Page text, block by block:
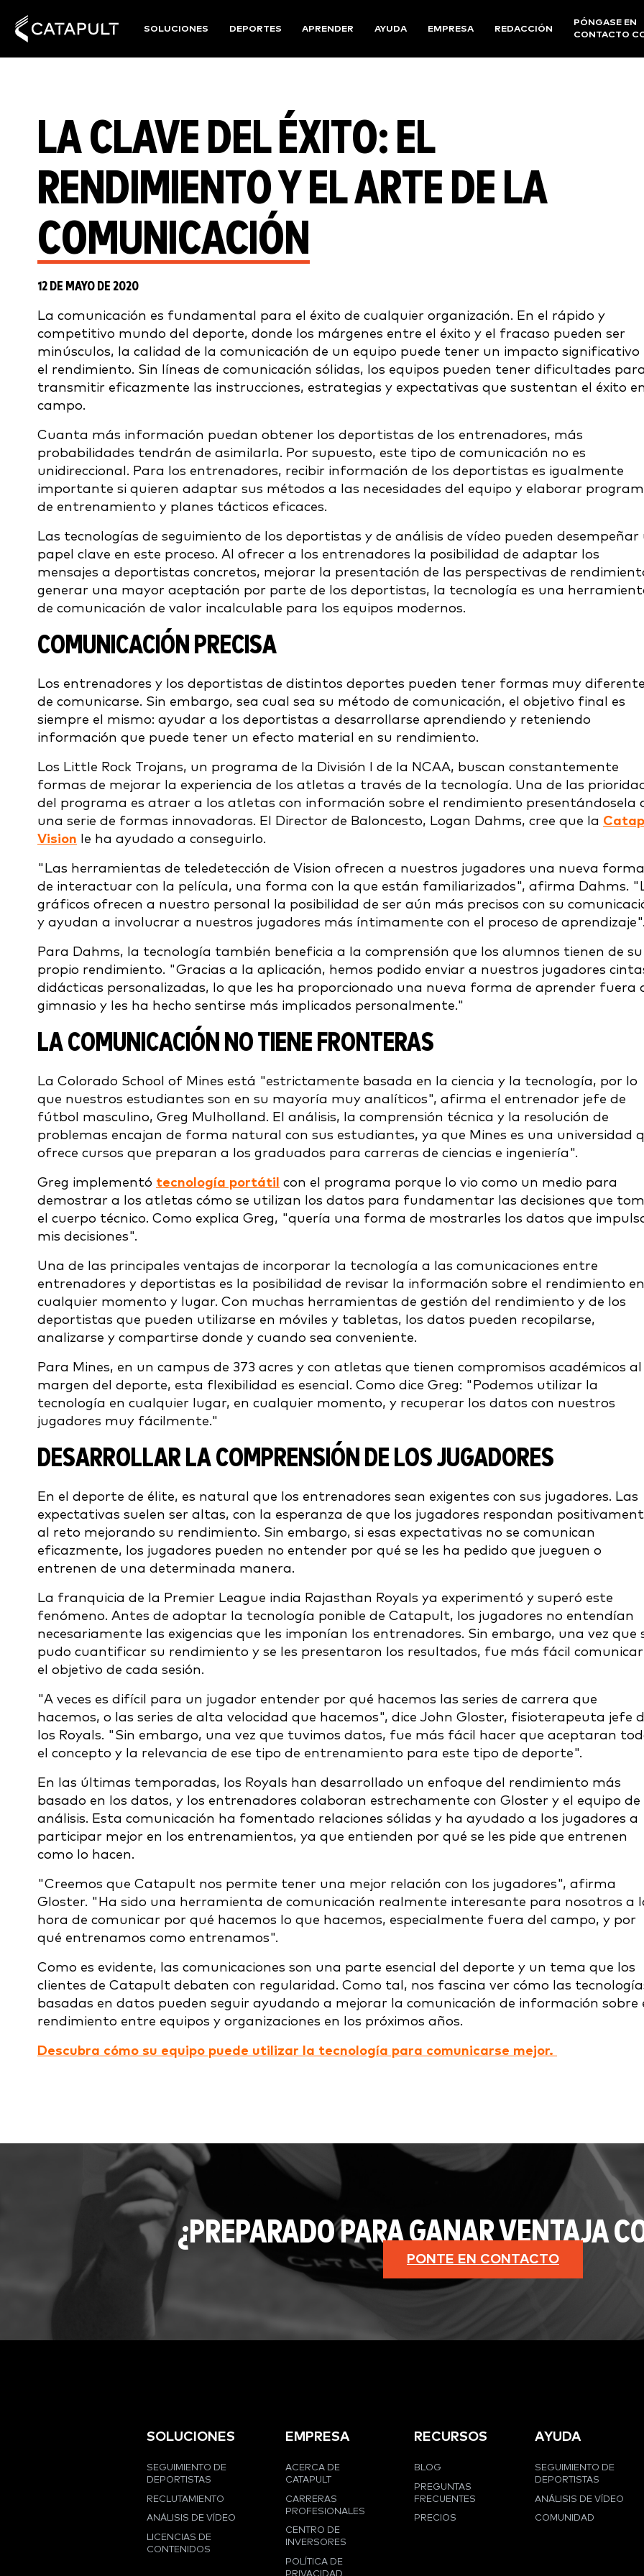
SOLUCIONES DEPORTES APRENDER AYUDA EMPRESA REDACCIÓN
PÓNGASE EN
CONTACTO
LA CLAVE DEL ÉXITO: EL
RENDIMIENTO Y EL ARTE DE LA
COMUNICACIÓN
12 DE MAYO DE 2020
La comunicación es fundamental para el éxito de cualquier organización. En el rápido y
competitivo mundo del deporte, donde los márgenes entre el éxito y el fracaso pueden ser
minúsculos, la calidad de la comunicación de un equipo puede tener un impacto significativo
el rendimiento. Sin líneas de comunicación sólidas, los equipos pueden tener dificultades
transmitir eficazmente las instrucciones, estrategias y expectativas que sustentan el éxito
campo.
Cuanta más información puedan obtener los deportistas de los entrenadores, más
probabilidades tendrán de asimilarla. Por supuesto, este tipo de comunicación no es
unidireccional. Para los entrenadores, recibir información de los deportistas es igualmente
importante si quieren adaptar sus métodos a las necesidades del equipo y elaborar
de entrenamiento y planes tácticos eficaces.
Las tecnologías de seguimiento de los deportistas y de análisis de vídeo pueden desempeñar
papel clave en este proceso. Al ofrecer a los entrenadores la posibilidad de adaptar los
mensajes a deportistas concretos, mejorar la presentación de las perspectivas de
generar una mayor aceptación por parte de los deportistas, la tecnología es una
de comunicación de valor incalculable para los equipos modernos.
COMUNICACIÓN PRECISA
Los entrenadores y los deportistas de distintos deportes pueden tener formas muy
de comunicarse. Sin embargo, sea cual sea su método de comunicación, el objetivo final es
siempre el mismo: ayudar a los deportistas a desarrollarse aprendiendo y reteniendo
información que puede tener un efecto material en su rendimiento.
Los Little Rock Trojans, un programa de la División I de la NCAA, buscan constantemente
formas de mejorar la experiencia de los atletas a través de la tecnología. Una de las
del programa es atraer a los atletas con información sobre el rendimiento presentándosela
una serie de formas innovadoras. El Director de Baloncesto, Logan Dahms, cree que la
Vision le ha ayudado a conseguirlo.
"Las herramientas de teledetección de Vision ofrecen a nuestros jugadores una nueva forma
de interactuar con la película, una forma con la que están familiarizados", afirma Dahms.
gráficos ofrecen a nuestro personal la posibilidad de ser aún más precisos con su
y ayudan a involucrar a nuestros jugadores más íntimamente con el proceso de
Para Dahms, la tecnología también beneficia a la comprensión que los alumnos tienen de su
propio rendimiento. "Gracias a la aplicación, hemos podido enviar a nuestros jugadores
didácticas personalizadas, lo que les ha proporcionado una nueva forma de aprender fuera
gimnasio y les ha hecho sentirse más implicados personalmente."
LA COMUNICACIÓN NO TIENE FRONTERAS
La Colorado School of Mines está "estrictamente basada en la ciencia y la tecnología, por lo
que nuestros estudiantes son en su mayoría muy analíticos", afirma el entrenador jefe de
fútbol masculino, Greg Mulholland. El análisis, la comprensión técnica y la resolución de
problemas encajan de forma natural con sus estudiantes, ya que Mines es una universidad
ofrece cursos que preparan a los graduados para carreras de ciencias e ingeniería".
Greg implementó tecnología portátil con el programa porque lo vio como un medio para
demostrar a los atletas cómo se utilizan los datos para fundamentar las decisiones que
el cuerpo técnico. Como explica Greg, "quería una forma de mostrarles los datos que
mis decisiones".
Una de las principales ventajas de incorporar la tecnología a las comunicaciones entre
entrenadores y deportistas es la posibilidad de revisar la información sobre el rendimiento en
cualquier momento y lugar. Con muchas herramientas de gestión del rendimiento y de los
deportistas que pueden utilizarse en móviles y tabletas, los datos pueden recopilarse,
analizarse y compartirse donde y cuando sea conveniente.
Para Mines, en un campus de 373 acres y con atletas que tienen compromisos académicos al
margen del deporte, esta flexibilidad es esencial. Como dice Greg: "Podemos utilizar la
tecnología en cualquier lugar, en cualquier momento, y recuperar los datos con nuestros
jugadores muy fácilmente."
DESARROLLAR LA COMPRENSIÓN DE LOS JUGADORES
En el deporte de élite, es natural que los entrenadores sean exigentes con sus jugadores. Las
expectativas suelen ser altas, con la esperanza de que los jugadores respondan
al reto mejorando su rendimiento. Sin embargo, si esas expectativas no se comunican
eficazmente, los jugadores pueden no entender por qué se les ha pedido que jueguen o
entrenen de una determinada manera.
La franquicia de la Premier League india Rajasthan Royals ya experimentó y superó este
fenómeno. Antes de adoptar la tecnología ponible de Catapult, los jugadores no entendían
necesariamente las exigencias que les imponían los entrenadores. Sin embargo, una vez que
pudo cuantificar su rendimiento y se les presentaron los resultados, fue más fácil
el objetivo de cada sesión.
"A veces es difícil para un jugador entender por qué hacemos las series de carrera que
hacemos, o las series de alta velocidad que hacemos", dice John Gloster, fisioterapeuta jefe
los Royals. "Sin embargo, una vez que tuvimos datos, fue más fácil hacer que aceptaran
el concepto y la relevancia de ese tipo de entrenamiento para este tipo de deporte".
En las últimas temporadas, los Royals han desarrollado un enfoque del rendimiento más
basado en los datos, y los entrenadores colaboran estrechamente con Gloster y el equipo de
análisis. Esta comunicación ha fomentado relaciones sólidas y ha ayudado a los jugadores a
participar mejor en los entrenamientos, ya que entienden por qué se les pide que entrenen
como lo hacen.
"Creemos que Catapult nos permite tener una mejor relación con los jugadores", afirma
Gloster. "Ha sido una herramienta de comunicación realmente interesante para nosotros a
hora de comunicar por qué hacemos lo que hacemos, especialmente fuera del campo, y por
qué entrenamos como entrenamos".
Como es evidente, las comunicaciones son una parte esencial del deporte y un tema que los
clientes de Catapult debaten con regularidad. Como tal, nos fascina ver cómo las
basadas en datos pueden seguir ayudando a mejorar la comunicación de información sobre
rendimiento entre equipos y organizaciones en los próximos años.
Descubra cómo su equipo puede utilizar la tecnología para comunicarse mejor.
¿PREPARADO PARA GANAR VENTAJA
PONTE EN CONTACTO
SOLUCIONES
SEGUIMIENTO DE
DEPORTISTAS
RECLUTAMIENTO
ANÁLISIS DE VÍDEO
LICENCIAS DE
CONTENIDOS
EMPRESA
ACERCA DE
CATAPULT
CARRERAS
PROFESIONALES
CENTRO DE
INVERSORES
POLÍTICA DE
PRIVACIDAD
RECURSOS
BLOG
PREGUNTAS
FRECUENTES
PRECIOS
AYUDA
SEGUIMIENTO DE
DEPORTISTAS
ANÁLISIS DE VÍDEO
COMUNIDAD